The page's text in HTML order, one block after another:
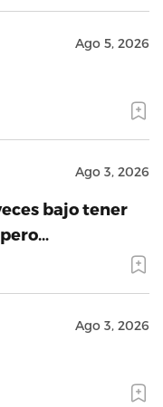
Ago 5, 2026
Ago 3, 2026
bajo tener
Ago 3, 2026